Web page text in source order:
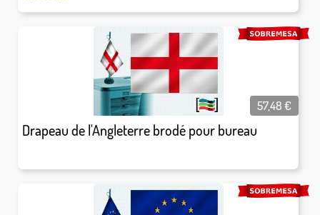
Drapeau de l'Angleterre brodé pour bureau
57,48€